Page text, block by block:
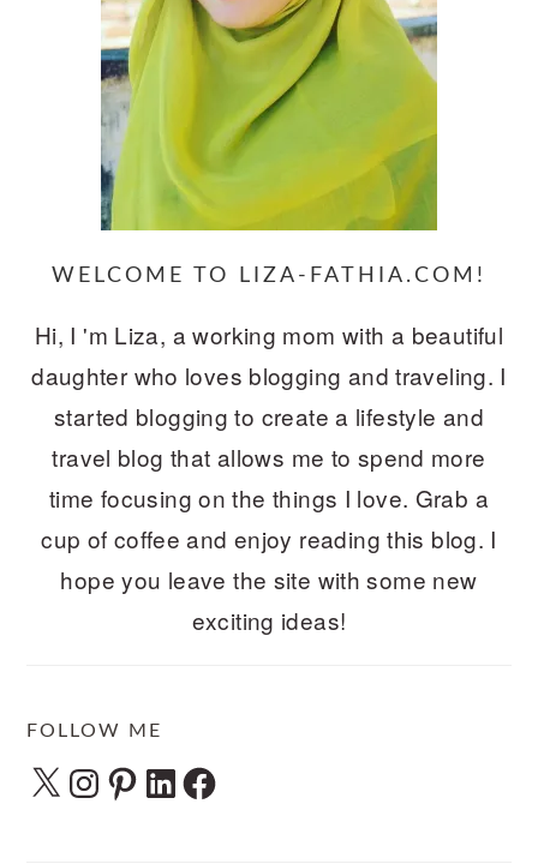
WELCOME TO LIZA-FATHIA.COM!
Hi, I 'm Liza, a working mom with a beautiful
daughter who loves blogging and traveling. I
started blogging to create a lifestyle and
travel blog that allows me to spend more
time focusing on the things I love. Grab a
cup of coffee and enjoy reading this blog. I
hope you leave the site with some new
exciting ideas!
FOLLOW ME
X Instagram
Pinterest
LinkedInFacebook